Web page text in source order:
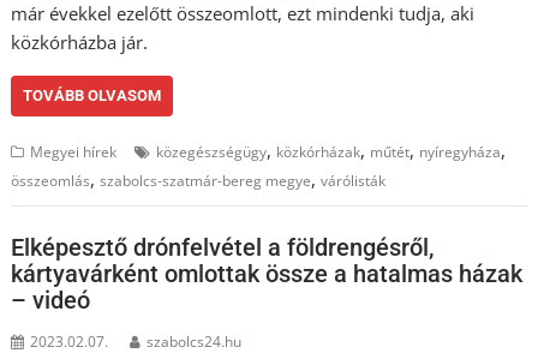
már évekkel ezelőtt összeomlott, ezt mindenki tudja, aki
közkórházba jár.
TOVÁBB OLVASOM
Megyei hírek közegészségügy, közkórházak, műtét, nyíregyháza,
összeomlás,szabolcs-szatmár-bereg megye,várólisták
Elképesztő drónfelvétel a földrengésről,
kártyavárként omlottak össze a hatalmas házak
– videó
2023.02.07. szabolcs24.hu